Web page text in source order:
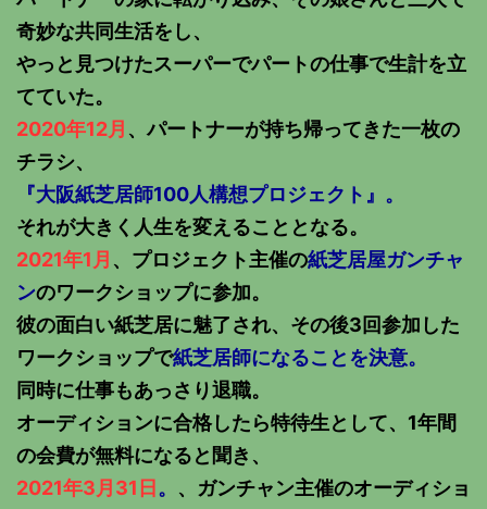
奇妙な共同生活をし、
やっと見つけたスーパーでパートの仕事で生計を立
てていた。
2020年12月 、パートナーが持ち帰ってきた一枚の
チラシ、
『大阪紙芝居師100人構想プロジェクト』。
それが大きく人生を変えることとなる。
2021年1月 、プロジェクト主催の紙芝居屋ガンチャ
ンのワークショップに参加。
彼の面白い紙芝居に魅了され、その後3回参加した
ワークショップで紙芝居師になることを決意。
同時に仕事もあっさり退職。
オーディションに合格したら特待生として、1年間
の会費が無料になると聞き、
2021年3月31日 。 、ガンチャン主催のオーディショ